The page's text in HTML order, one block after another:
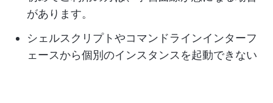
があります。
シェルスクリプトやコマンドラインインターフ
ェースから個別のインスタンスを起動できない